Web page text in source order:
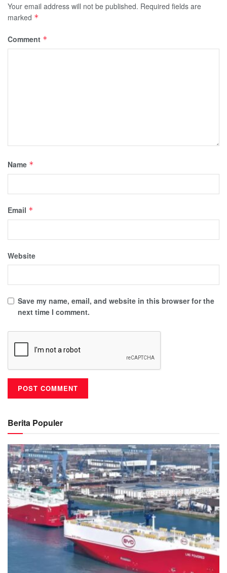
Your email address will not be published. Required fields are
marked *
Comment *
Name *
Email *
Website
Save my name, email, and website in this browser for the
next time I comment.
Berita Populer